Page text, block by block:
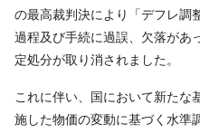
の最高裁判決により「デフレ調
過程及び手続に過誤、欠落があ
定処分が取り消されました。
これに伴い、国において新たな
施した物価の変動に基づく水準